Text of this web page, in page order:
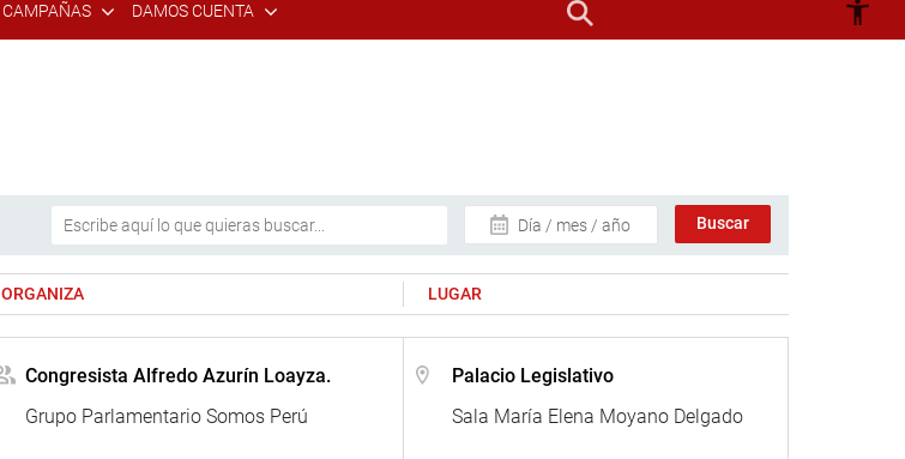
CAMPAÑAS DAMOS CUENTA
Día / mes / año
ORGANIZA LUGAR
Congresista Alfredo Azurín Loayza.
Grupo Parlamentario Somos Perú
Palacio Legislativo
Sala María Elena Moyano Delgado